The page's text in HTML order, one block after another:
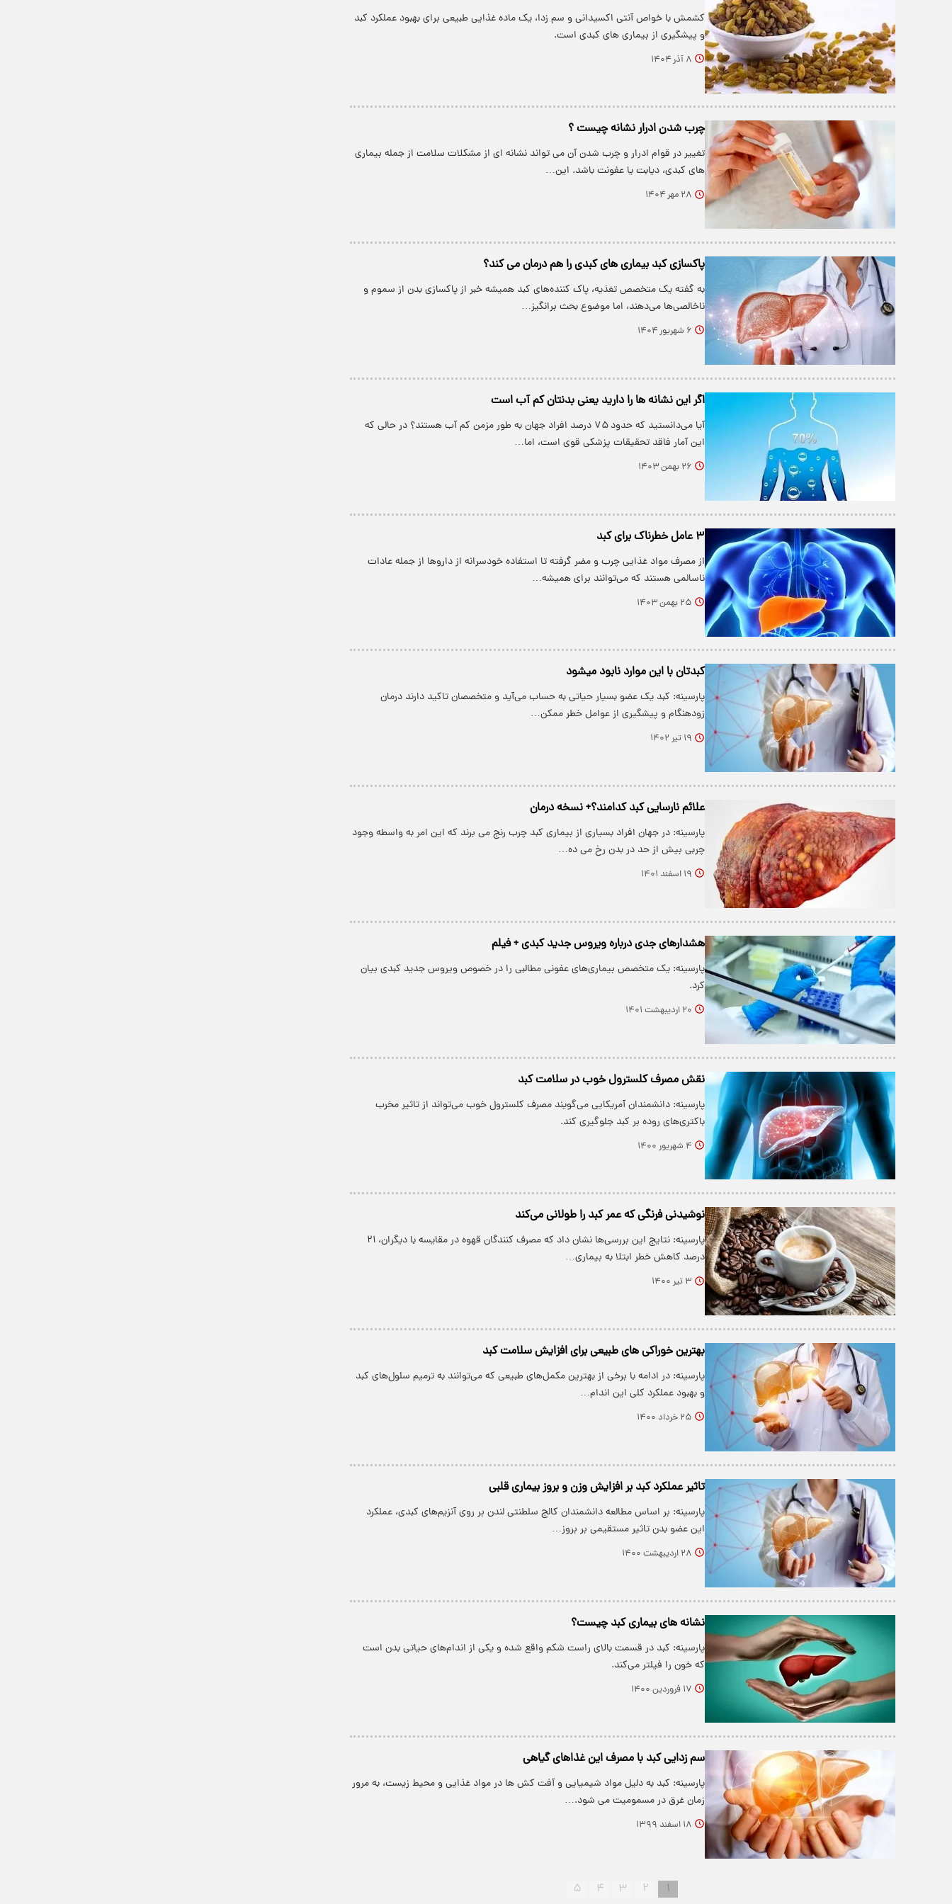
کشمش با خواص آنتی اکسیدانی و سم زدا، یک ماده غذایی طبیعی برای بهبود عملکرد کبد
و پیشگیری از بیماری های کبدی است.
۸ آذر ۱۴۰۴
چرب شدن ادرار نشانه چیست ؟
تغییر در قوام ادرار و چرب شدن آن می تواند نشانه ای از مشکلات سلامت از جمله بیماری
های کبدی، دیابت یا عفونت باشد. این…
۲۸ مهر ۱۴۰۴
پاکسازی کبد بیماری های کبدی را هم درمان می کند؟
به گفته یک متخصص تغذیه، پاک کننده‌های کبد همیشه خبر از پاکسازی بدن از سموم و
ناخالصی‌ها می‌دهند، اما موضوع بحث برانگیز…
۶ شهریور ۱۴۰۴
اگر این نشانه ها را دارید یعنی بدنتان کم آب است
آیا می‌دانستید که حدود ۷۵ درصد افراد جهان به طور مزمن کم آب هستند؟ در حالی که
این آمار فاقد تحقیقات پزشکی قوی است، اما…
۲۶ بهمن ۱۴۰۳
۳ عامل خطرناک برای کبد
از مصرف مواد غذایی چرب و مضر گرفته تا استفاده خودسرانه از داروها از جمله عادات
ناسالمی هستند که می‌توانند برای همیشه…
۲۵ بهمن ۱۴۰۳
کبدتان با این موارد نابود میشود
پارسینه: کبد یک عضو بسیار حیاتی به حساب می‌آید و متخصصان تاکید دارند درمان
زودهنگام و پیشگیری از عوامل خطر ممکن…
۱۹ تیر ۱۴۰۲
علائم نارسایی کبد کدامند؟+ نسخه درمان
پارسینه: در جهان افراد بسیاری از بیماری کبد چرب رنج می برند که این امر به واسطه وجود
چربی بیش از حد در بدن رخ می ده…
۱۹ اسفند ۱۴۰۱
هشدار‌های جدی درباره ویروس جدید کبدی + فیلم
پارسینه: یک متخصص بیماری‌های عفونی مطالبی را در خصوص ویروس جدید کبدی بیان
کرد.
۲۰ اردیبهشت ۱۴۰۱
نقش مصرف کلسترول خوب در سلامت کبد
پارسینه: دانشمندان آمریکایی می‌گویند مصرف کلسترول خوب می‌تواند از تاثیر مخرب
باکتری‌های روده بر کبد جلوگیری کند.
۴ شهریور ۱۴۰۰
نوشیدنی فرنگی که عمر کبد را طولانی می‌کند
پارسینه: نتایج این بررسی‌ها نشان داد که مصرف کنندگان قهوه در مقایسه با دیگران، ۲۱
درصد کاهش خطر ابتلا به بیماری…
۳ تیر ۱۴۰۰
بهترین خوراکی های طبیعی برای افزایش سلامت کبد
پارسینه: در ادامه با برخی از بهترین مکمل‌های طبیعی که می‌توانند به ترمیم سلول‌های کبد
و بهبود عملکرد کلی این اندام…
۲۵ خرداد ۱۴۰۰
تاثیر عملکرد کبد بر افزایش وزن و بروز بیماری قلبی
پارسینه: بر اساس مطالعه دانشمندان کالج سلطنتی لندن بر روی آنزیم‌های کبدی، عملکرد
این عضو بدن تاثیر مستقیمی بر بروز…
۲۸ اردیبهشت ۱۴۰۰
نشانه های بیماری کبد چیست؟
پارسینه: کبد در قسمت بالای راست شکم واقع شده و یکی از اندام‌های حیاتی بدن است
که خون را فیلتر می‌کند.
۱۷ فروردین ۱۴۰۰
سم زدایی کبد با مصرف این غذاهای گیاهی
پارسینه: کبد به دلیل مواد شیمیایی و آفت کش ها در مواد غذایی و محیط زیست، به مرور
زمان غرق در مسمومیت می شود.…
۱۸ اسفند ۱۳۹۹
۱ ۲ ۳ ۴ ۵